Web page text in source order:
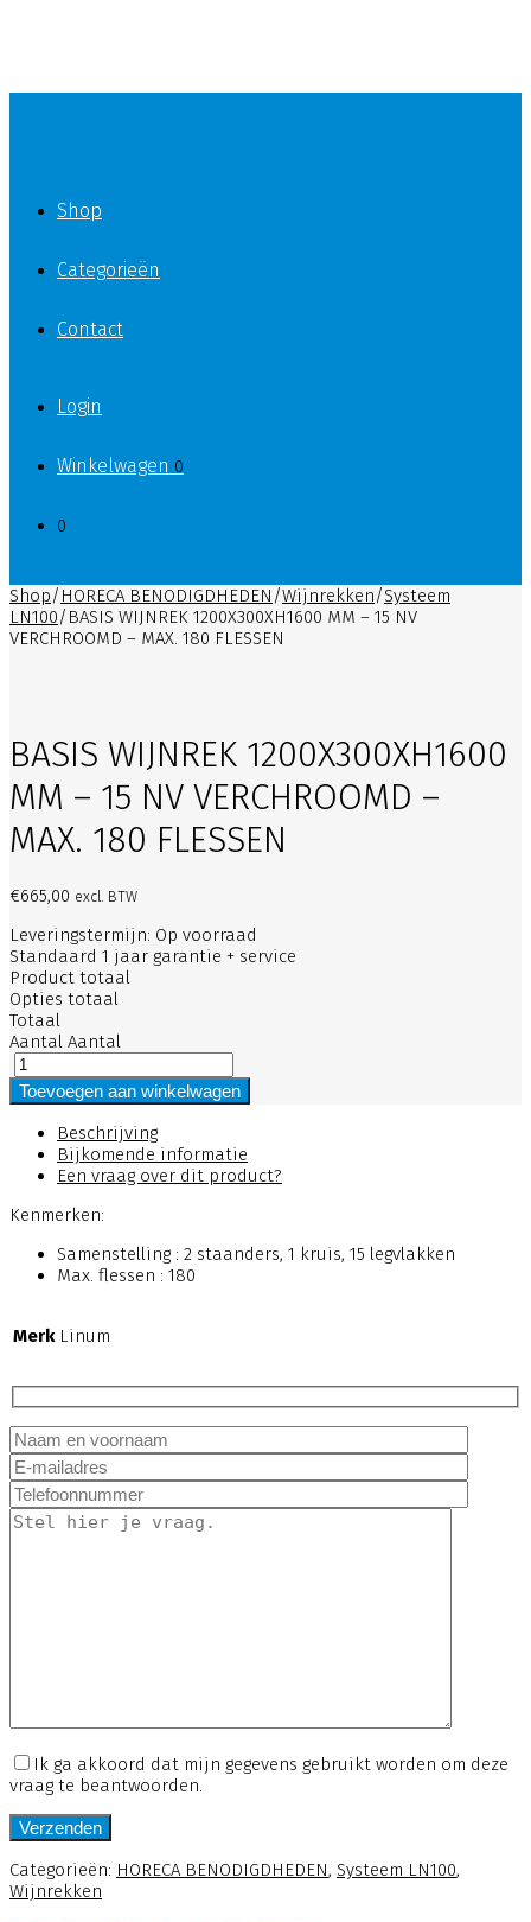
Shop
Categorieën
Contact
Login
Winkelwagen 0
0
Shop/ HORECA BENODIGDHEDEN /Wijnrekken/Systeem
LN100/ BASIS WIJNREK 1200X300XH1600 MM – 15 NV
VERCHROOMD – MAX. 180 FLESSEN
BASIS WIJNREK 1200X300XH1600
MM – 15 NV VERCHROOMD –
MAX. 180 FLESSEN
€665,00 excl. BTW
Leveringstermijn: Op voorraad
Standaard 1 jaar garantie + service
Product totaal
Opties totaal
Totaal
Aantal Aantal
Toevoegen aan winkelwagen
Beschrijving
Bijkomende informatie
Een vraag over dit product?
Kenmerken:
Samenstelling : 2 staanders, 1 kruis, 15 legvlakken
Max. flessen : 180
Merk Linum
Ik ga akkoord dat mijn gegevens gebruikt worden om deze
vraag te beantwoorden.
Categorieën: HORECA BENODIGDHEDEN, Systeem LN100,
Wijnrekken